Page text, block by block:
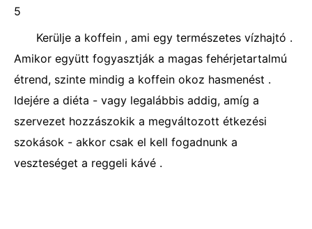
5
Kerülje a koffein , ami egy természetes vízhajtó .
Amikor együtt fogyasztják a magas fehérjetartalmú
étrend, szinte mindig a koffein okoz hasmenést .
Idejére a diéta - vagy legalábbis addig, amíg a
szervezet hozzászokik a megváltozott étkezési
szokások - akkor csak el kell fogadnunk a
veszteséget a reggeli kávé .